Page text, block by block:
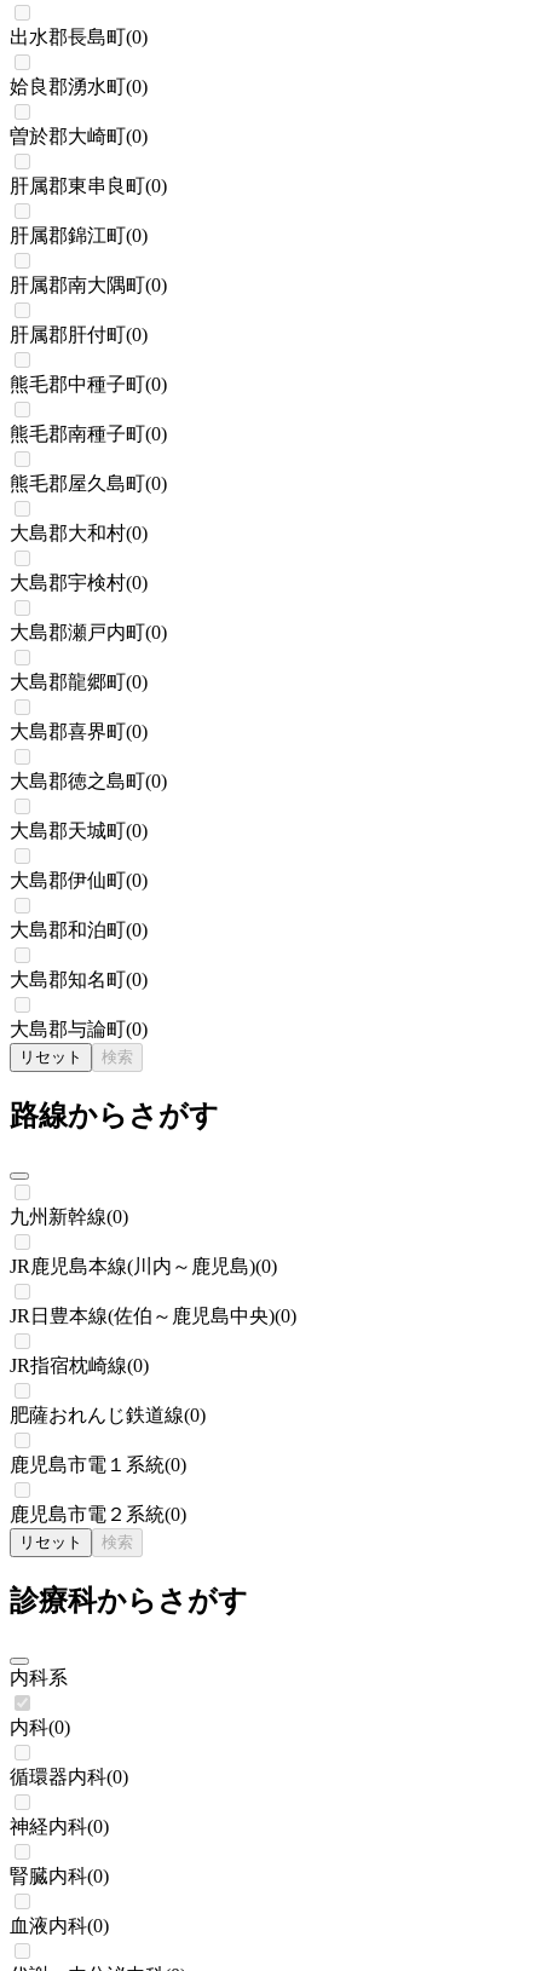
出水郡長島町(0)
姶良郡湧水町(0)
曽於郡大崎町(0)
肝属郡東串良町(0)
肝属郡錦江町(0)
肝属郡南大隅町(0)
肝属郡肝付町(0)
熊毛郡中種子町(0)
熊毛郡南種子町(0)
熊毛郡屋久島町(0)
大島郡大和村(0)
大島郡宇検村(0)
大島郡瀬戸内町(0)
大島郡龍郷町(0)
大島郡喜界町(0)
大島郡徳之島町(0)
大島郡天城町(0)
大島郡伊仙町(0)
大島郡和泊町(0)
大島郡知名町(0)
大島郡与論町(0)
リセット 検索
路線からさがす
九州新幹線(0)
JR鹿児島本線(川内～鹿児島)(0)
JR日豊本線(佐伯～鹿児島中央)(0)
JR指宿枕崎線(0)
肥薩おれんじ鉄道線(0)
鹿児島市電１系統(0)
鹿児島市電２系統(0)
リセット 検索
診療科からさがす
内科系
内科(0)
循環器内科(0)
神経内科(0)
腎臓内科(0)
血液内科(0)